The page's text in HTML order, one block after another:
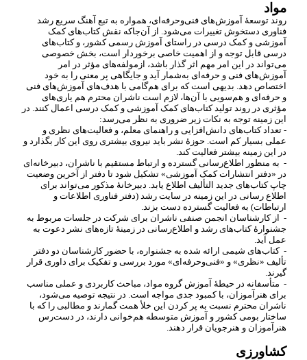
مواد
روند توسعۀ آموزشهای فنیوحرفه ای، همواره به تبع آهنگ سریع رشد
فناوری دستخوش تغییرات میشود. از آنجاکه نقش کتابهای کمک
آموزشی و کمک درسی در راستای آموزش رسمی کشور، و کتابهای
درسی قابل توجه و از اهمیت خاصی برخوردار است، بخش خصوصی
میتواند در این امر مهم اثر گذار باشد، ازمولفههای مؤثر در امر
آموزشهای فنی و حرفه ای بهشمار آید و جایگاهی پر معنی را به خود
اختصاص دهد. بدیهی است که برای همگامی با هدفهای آموزشهای فنی
و حرفه ای و همسویی با آنها، لازم است ناشران محترم هم یاریهای
مؤثری در روند تولید کتابهای کمک آموزشی و کمک درسی اعمال کنند. در
این زمینه توجه به نکات زیر ضروری به نظر میرسد:
- تعداد کتابهای دانش افزایی و راهنمای معلم، و فعالیتهای نظری و
عملی بسیار کم است. حوزۀ نشر باید نیروی بیشتری روی این کار بگذارد و
در این زمینه بیشتر فعالیت کند.
- به منظور اطلاعرسانی گسترده و ارتباط مستقیم با ناشران، دبیرخانه ای
در «دفتر انتشارات کمک آموزشی» تشکیل شود تا دفتر از آخرین وضعیت
چاپ کتابهای جدید التألیف اطلاع یابد. دبیرخانۀ مذکور میتواند برای
اطلاع رسانی در این زمینه در سایت رشد (دفتر فناوری اطلاعات و
ارتباطات) به فعالیت گسترده دست بزند.
- از کارشناسان انجمن صنفی ناشران برای شرکت در جلسات مربوط به
جشنوارۀ کتابهای رشد و اطلاعرسانی در زمینۀ تازههای نشر دعوت به
عمل آید.
- کتابهای شیمی ارائه شده به جشنواره، با حضور کارشناسان دو دفتر
تألیف «نظری» و «فنیوحرفه ای» مورد بررسی و تفکیک برای داوری قرار
گیرند.
- متأسفانه در حیطۀ آموزش گروه مواد، مباحث کاربردی و عملی مناسب
برای هنرآموزان، با کمبود جدی مواجه است. در نتیجه توصیه میشود،
ناشران محترم نسبت به پر کردن این خلأ همت گمارند و مطالبی را که با
ساختار بومی کشور و آموزش متوسطه همخوانی دارند، در دسترس
هنرآموزان و هنرجویان قرار دهند.
کشاورزی